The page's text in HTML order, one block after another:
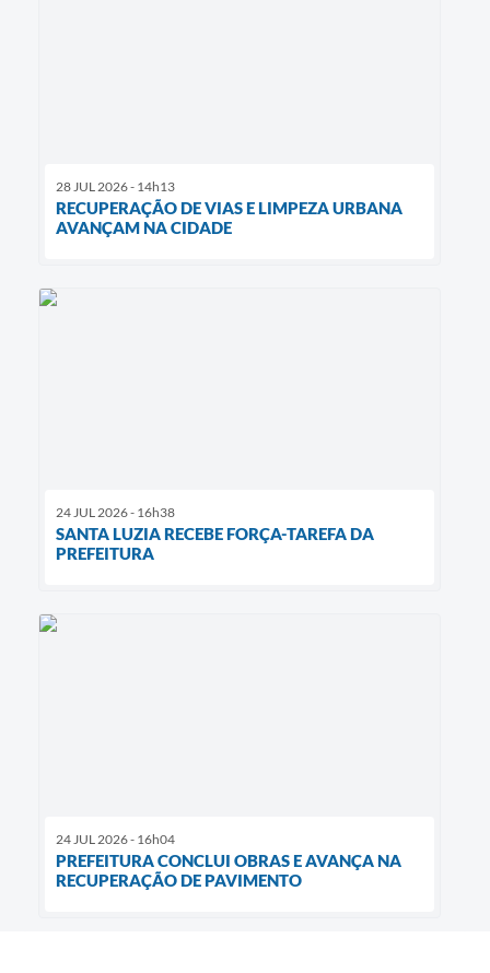
28 JUL 2026 - 14h13
RECUPERAÇÃO DE VIAS E LIMPEZA URBANA
AVANÇAM NA CIDADE
24 JUL 2026 - 16h38
SANTA LUZIA RECEBE FORÇA-TAREFA DA
PREFEITURA
24 JUL 2026 - 16h04
PREFEITURA CONCLUI OBRAS E AVANÇA NA
RECUPERAÇÃO DE PAVIMENTO